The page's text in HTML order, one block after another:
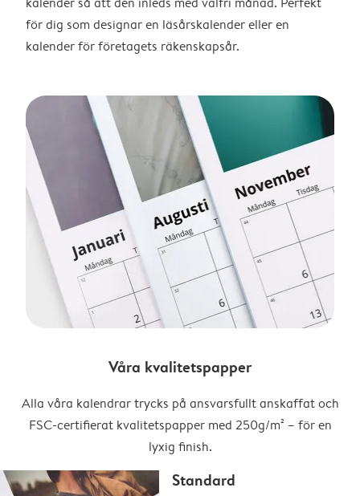
för dig som designar en läsårskalender eller en
kalender för företagets räkenskapsår.
Våra kvalitetspapper
Alla våra kalendrar trycks på ansvarsfullt anskaffat och
FSC-certifierat kvalitetspapper med 250g/m² – för en
lyxig finish.
Standard